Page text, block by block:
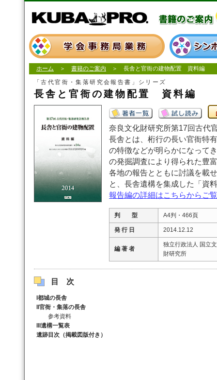
ホーム ＞ 書籍のご案内 ＞ 長舎と官衙の建物配置 資料編
「古代官衙・集落研究会報告書」シリーズ
長舎と官衙の建物配置 資料編
奈良文化財研究所第17回古代
長舎とは、桁行の長い官衙特
の特徴などが明らかになって
の発掘調査により得られた豊
各地の報告とともに討議を載
と、長舎遺構を集成した「資
報告編の詳細はこちらからご
判 型 A4判・466頁
発 行 日 2014.12.12
編 著 者
独立行政法人 国立
財研究所
目次
I都城の長舎
II官衙・集落の長舎
参考資料
III遺構一覧表
遺跡目次（掲載図版付き）